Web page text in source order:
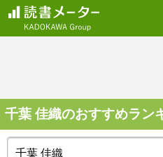
千葉 佳織のおすすめラン